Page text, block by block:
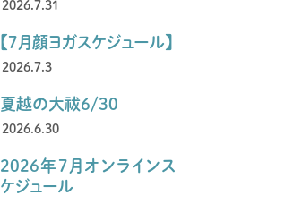
2026.7.31
【7月顔ヨガスケジュール】
2026.7.3
夏越の大祓6/30
2026.6.30
2026年7月オンラインス
ケジュール